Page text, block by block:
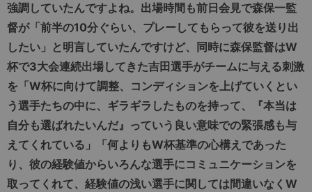
強調していたんですよね。出場時間も前日会見で森保一監
督が「前半の10分ぐらい、プレーしてもらって彼を送り出
したい」と明言していたんですけど、同時に森保監督はW
杯で3大会連続出場してきた吉田選手がチームに与える刺激
を「W杯に向けて調整、コンディションを上げていくとい
う選手たちの中に、ギラギラしたものを持って、『本当は
自分も選ばれたいんだ』っていう良い意味での緊張感も与
えてくれている」「何よりもW杯基準の心構えであった
り、彼の経験値からいろんな選手にコミュニケーションを
取ってくれて、経験値の浅い選手に関しては間違いなくW